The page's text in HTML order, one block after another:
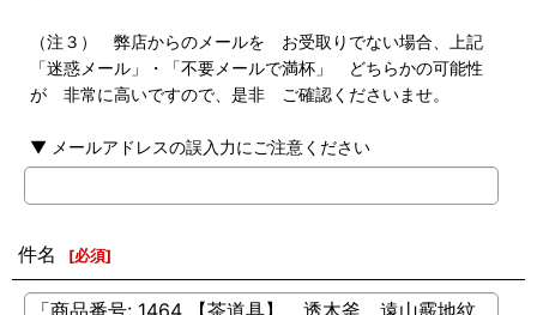
（注３） 弊店からのメールを お受取りでない場合、上記
「迷惑メール」・「不要メールで満杯」 どちらかの可能性
が 非常に高いですので、是非 ご確認くださいませ。
▼ メールアドレスの誤入力にご注意ください
件名 [必須]